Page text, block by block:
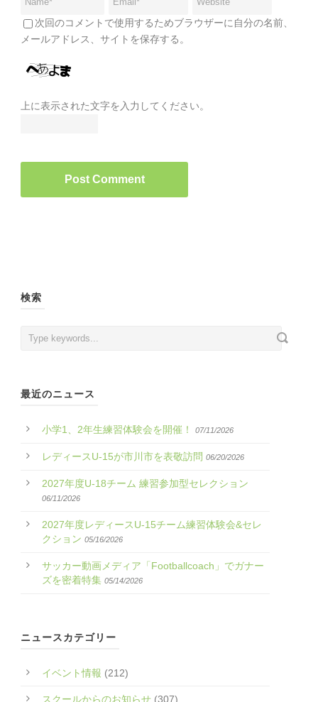
次回のコメントで使用するためブラウザーに自分の名前、
メールアドレス、サイトを保存する。
上に表示された文字を入力してください。
検索
最近のニュース
小学1、2年生練習体験会を開催！ 07/11/2026
レディースU-15が市川市を表敬訪問 06/20/2026
2027年度U-18チーム 練習参加型セレクション
06/11/2026
2027年度レディースU-15チーム練習体験会&セレ
クション 05/16/2026
サッカー動画メディア「Footballcoach」でガナー
ズを密着特集 05/14/2026
ニュースカテゴリー
イベント情報 (212)
スクールからのお知らせ (307)